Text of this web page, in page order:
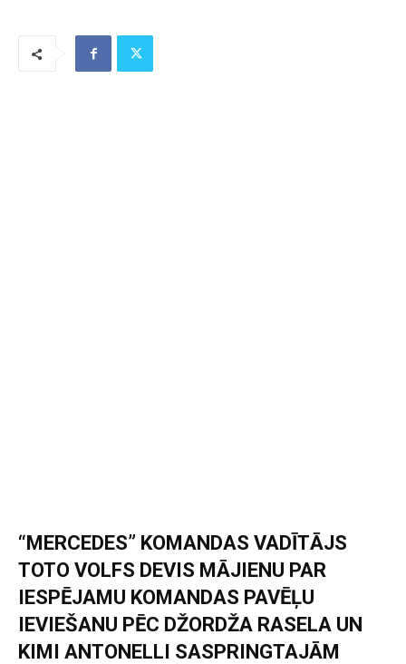
“MERCEDES” KOMANDAS VADĪTĀJS
TOTO VOLFS DEVIS MĀJIENU PAR
IESPĒJAMU KOMANDAS PAVĒĻU
IEVIEŠANU PĒC DŽORDŽA RASELA UN
KIMI ANTONELLI SASPRINGTAJĀM